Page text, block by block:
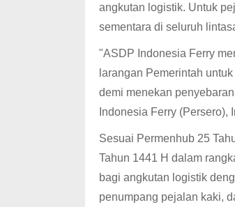
angkutan logistik. Untuk
sementara di seluruh
"ASDP Indonesia Ferry
larangan Pemerintah
demi menekan
Indonesia Ferry (Persero),
Sesuai Permenhub 25
Tahun 1441 H dalam
bagi angkutan logistik
penumpang pejalan kaki,